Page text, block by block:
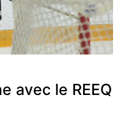
avec le REEQ